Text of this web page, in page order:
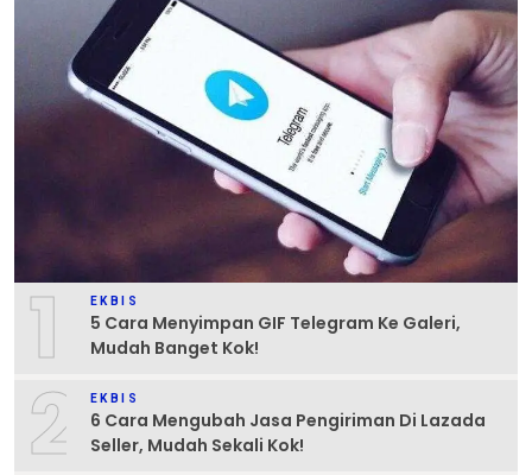
1 EKBIS
5 Cara Menyimpan GIF Telegram Ke Galeri,
Mudah Banget Kok!
2 EKBIS
6 Cara Mengubah Jasa Pengiriman Di Lazada
Seller, Mudah Sekali Kok!